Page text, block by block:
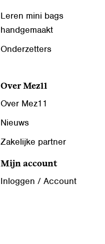
Leren mini bags
handgemaakt
Onderzetters
Over Mez11
Over Mez11
Nieuws
Zakelijke partner
Mijn account
Inloggen / Account